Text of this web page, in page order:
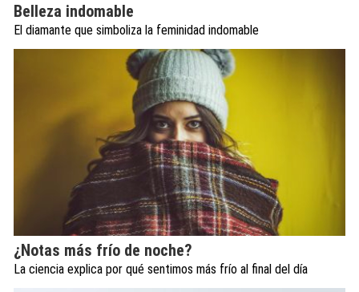
Belleza indomable
El diamante que simboliza la feminidad indomable
¿Notas más frío de noche?
La ciencia explica por qué sentimos más frío al final del día